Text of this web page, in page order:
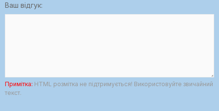
Ваш відгук:
Примітка: HTML розмітка не підтримується! Використовуйте звичайний
текст.